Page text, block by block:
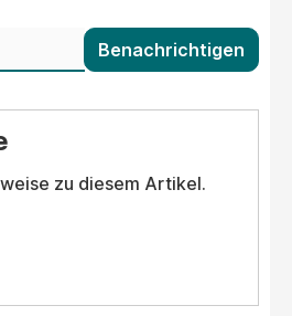
Benachrichtigen
zu diesem Artikel.